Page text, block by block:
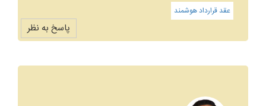
عقد قرارداد هوشمند
پاسخ به نظر